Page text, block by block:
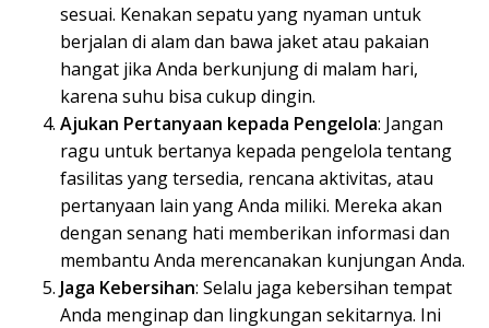
sesuai. Kenakan sepatu yang nyaman untuk
berjalan di alam dan bawa jaket atau pakaian
hangat jika Anda berkunjung di malam hari,
karena suhu bisa cukup dingin.
Ajukan Pertanyaan kepada Pengelola: Jangan
ragu untuk bertanya kepada pengelola tentang
fasilitas yang tersedia, rencana aktivitas, atau
pertanyaan lain yang Anda miliki. Mereka akan
dengan senang hati memberikan informasi dan
membantu Anda merencanakan kunjungan Anda.
Jaga Kebersihan: Selalu jaga kebersihan tempat
Anda menginap dan lingkungan sekitarnya. Ini